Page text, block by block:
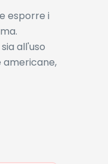
esporre i
all'uso
americane,